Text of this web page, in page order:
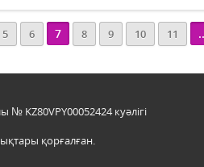
5 6 7 8 9 10 11
KZ80VPY00052424 куәлігі
қорғалған.